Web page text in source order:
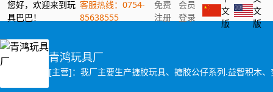
您好，欢迎来到玩
具巴巴！
客服热线：0754-
85638555
免费
注册
会员
登录
文
版
文
版
青鸿玩具厂
[主营]：我厂主要生产搪胶玩具、搪胶公仔系列.益智积木